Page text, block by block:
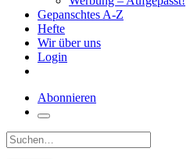
Gepanschtes A-Z
Hefte
Wir über uns
Login
Abonnieren
Suche: